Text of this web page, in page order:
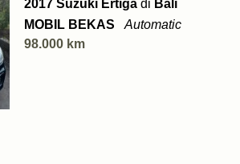
2017 Suzuki Ertiga di Bali
MOBIL BEKAS
Automatic
98.000 km